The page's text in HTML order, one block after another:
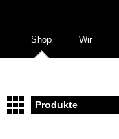
Shop Wir
Produkte